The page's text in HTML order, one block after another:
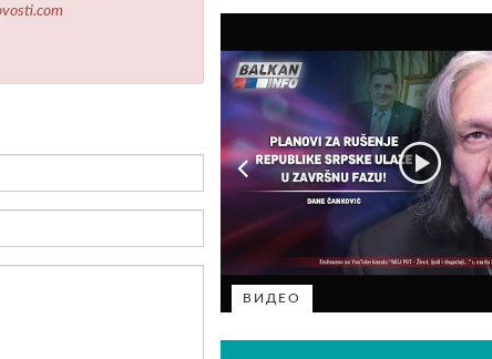
ВИДЕО